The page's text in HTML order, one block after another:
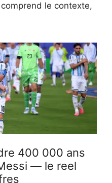
le contexte,
400 000 ans
— le reel